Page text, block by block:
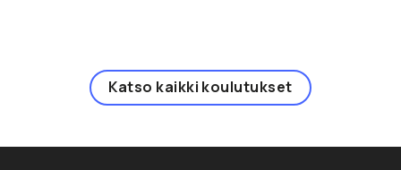
Katso kaikki koulutukset